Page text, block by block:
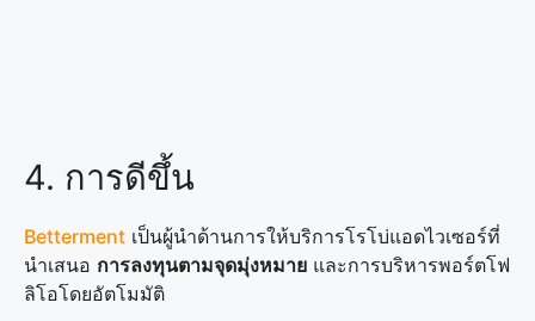
4. การดีขึ้น
Betterment เป็นผู้นำด้านการให้บริการโรโบ่แอดไวเซอร์ที่
นำเสนอ การลงทุนตามจุดมุ่งหมาย และการบริหารพอร์ตโฟ
ลิโอโดยอัตโมมัติ